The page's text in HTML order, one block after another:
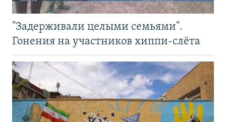
"Задерживали целыми семьями".
Гонения на участников хиппи-слёта